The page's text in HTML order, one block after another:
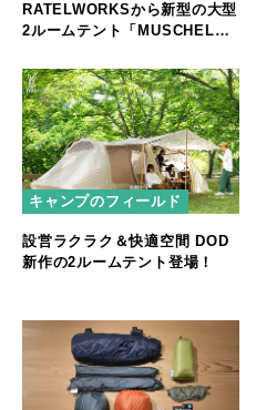
RATELWORKSから新型の大型
2ルームテント「MUSCHEL」
キャンプのフィールド
設営ラクラク＆快適空間 DOD
新作の2ルームテント登場！